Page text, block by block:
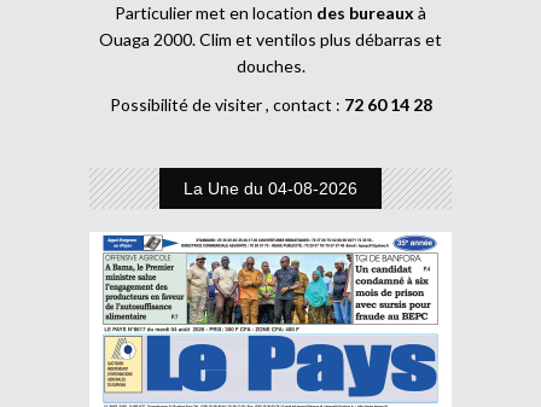
Particulier met en location des bureaux à
Ouaga 2000. Clim et ventilos plus débarras et
douches.
Possibilité de visiter , contact : 72 60 14 28
La Une du 04-08-2026